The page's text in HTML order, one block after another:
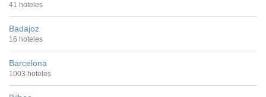
41 hoteles
Badajoz
16 hoteles
Barcelona
1003 hoteles